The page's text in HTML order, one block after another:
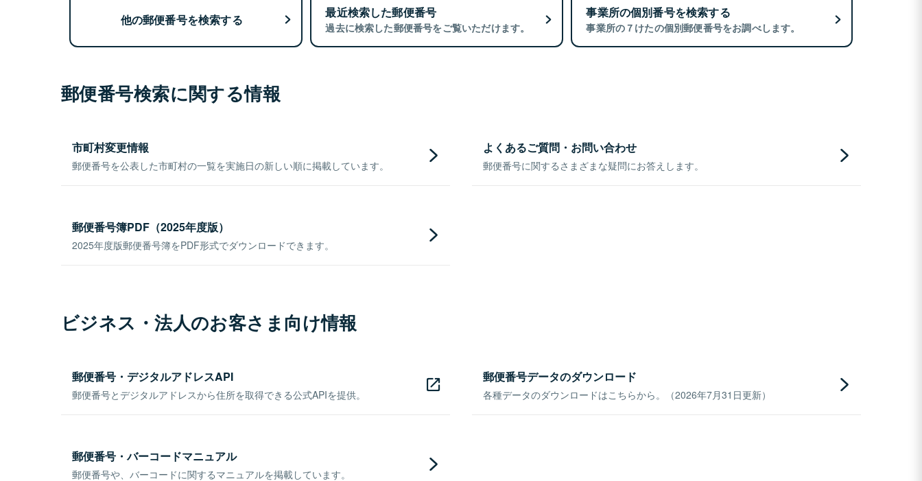
他の郵便番号を検索する 最近検索した郵便番号
過去に検索した郵便番号をご覧いただけます。
事業所の個別番号を検索する
事業所の７けたの個別郵便番号をお調べします。
郵便番号検索に関する情報
市町村変更情報
郵便番号を公表した市町村の一覧を実施日の新しい順に掲載しています。
よくあるご質問・お問い合わせ
郵便番号に関するさまざまな疑問にお答えします。
郵便番号簿PDF（2025年度版）
2025年度版郵便番号簿をPDF形式でダウンロードできます。
ビジネス・法人のお客さま向け情報
郵便番号・デジタルアドレスAPI
郵便番号とデジタルアドレスから住所を取得できる公式APIを提供。
郵便番号データのダウンロード
各種データのダウンロードはこちらから。（2026年7月31日更新）
郵便番号・バーコードマニュアル
郵便番号や、バーコードに関するマニュアルを掲載しています。